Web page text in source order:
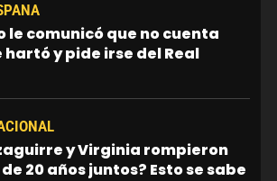
le comunicó que no cuenta
hartó y pide irse del Real
y Virginia rompieron
20 años juntos? Esto se sabe